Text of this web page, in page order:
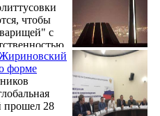
чтобы
с
совесть.
форме
прошел 28